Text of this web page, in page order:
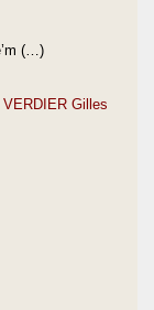
(…)
VERDIER Gilles